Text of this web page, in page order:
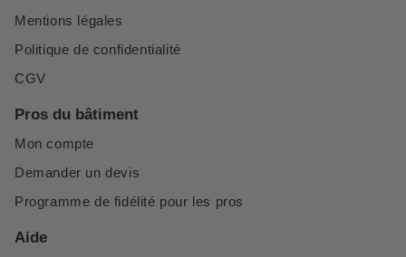
Mentions légales
Politique de confidentialité
CGV
Pros du bâtiment
Mon compte
Demander un devis
Programme de fidélité pour les pros
Aide